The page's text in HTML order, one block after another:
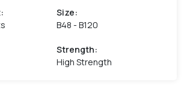
:
Size:
B48 - B120
Strength:
High Strength